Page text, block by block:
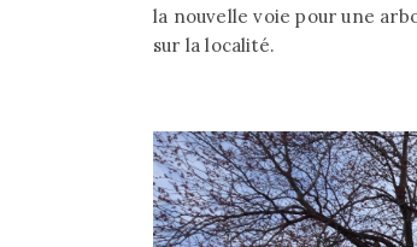
la nouvelle voie pour une
sur la localité.